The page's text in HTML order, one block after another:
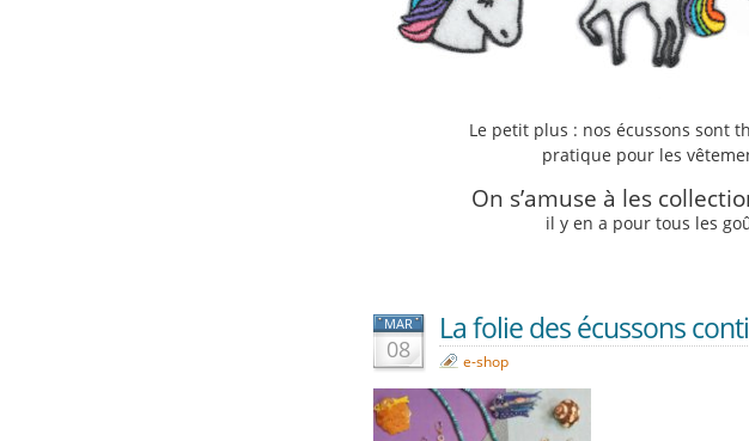
Le petit plus : nos écussons sont
pratique pour les
On s’amuse à les
il y en a pour tous les
MAR
08
La folie des écussons
e-shop